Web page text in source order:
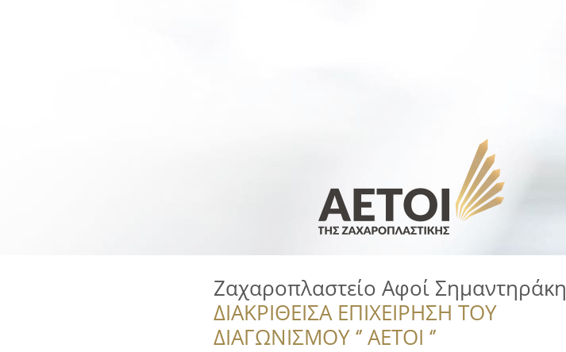
Ζαχαροπλαστείο Αφοί Σημαντηράκη
ΔΙΑΚΡΙΘΕΙΣΑ ΕΠΙΧΕΙΡΗΣΗ ΤΟΥ
ΔΙΑΓΩΝΙΣΜΟΥ ‘’ ΑΕΤΟΙ ‘’